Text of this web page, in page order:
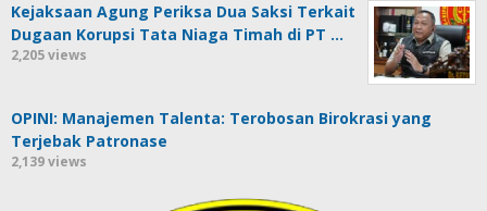
Kejaksaan Agung Periksa Dua Saksi Terkait
Dugaan Korupsi Tata Niaga Timah di PT …
2,205 views
OPINI: Manajemen Talenta: Terobosan Birokrasi yang
Terjebak Patronase
2,139 views